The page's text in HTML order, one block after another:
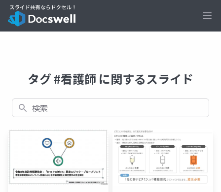
タグ #看護師 に関するスライド
検索